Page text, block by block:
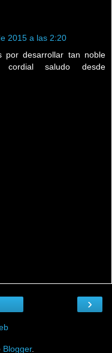
2015 a las 2:20
por desarrollar tan noble
saludo desde
›
Blogger.